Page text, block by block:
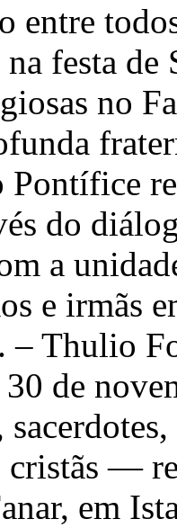
entre
festa de
no
do
a
e irmãs
– Thulio
de
cristãs —
em